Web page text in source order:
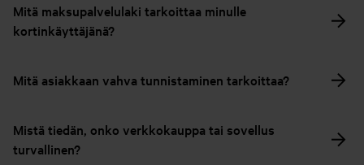
Mitä maksupalvelulaki tarkoittaa minulle
kortinkäyttäjänä?
Mitä asiakkaan vahva tunnistaminen tarkoittaa?
Mistä tiedän, onko verkkokauppa tai sovellus
turvallinen?